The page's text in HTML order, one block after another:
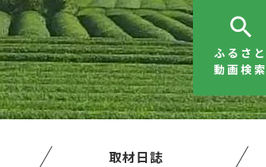
ふるさと
動画検索
取材日誌